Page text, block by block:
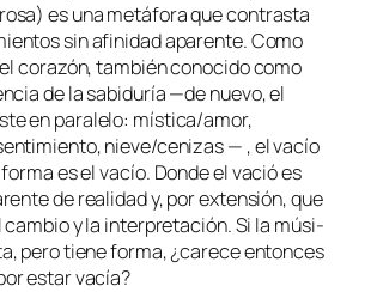
es una me­tá­fo­ra que con­tras­ta
sin afi­ni­dad apa­ren­te. Como
co­ra­zón, tam­bién co­no­ci­do co­mo
de la sa­bi­du­ría—de nue­vo, el
en pa­ra­le­lo: mística/amor,
nieve/cenizas — ,el va­cío
es el va­cío. Donde el va­ció es
de reali­dad y, por ex­ten­sión, que
cam­bio y la in­ter­pre­ta­ción. Si la mú­si­
pe­ro tie­ne for­ma, ¿ca­re­ce en­ton­ces
es­tar vacía?